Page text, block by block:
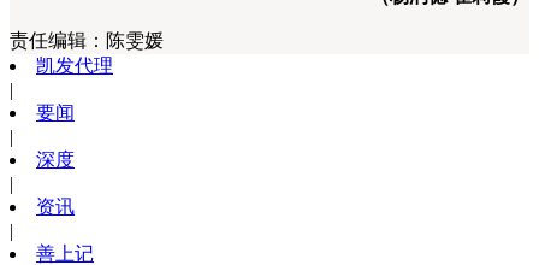
责任编辑： 陈雯媛
凯发代理
|
要闻
|
深度
|
资讯
|
善上记